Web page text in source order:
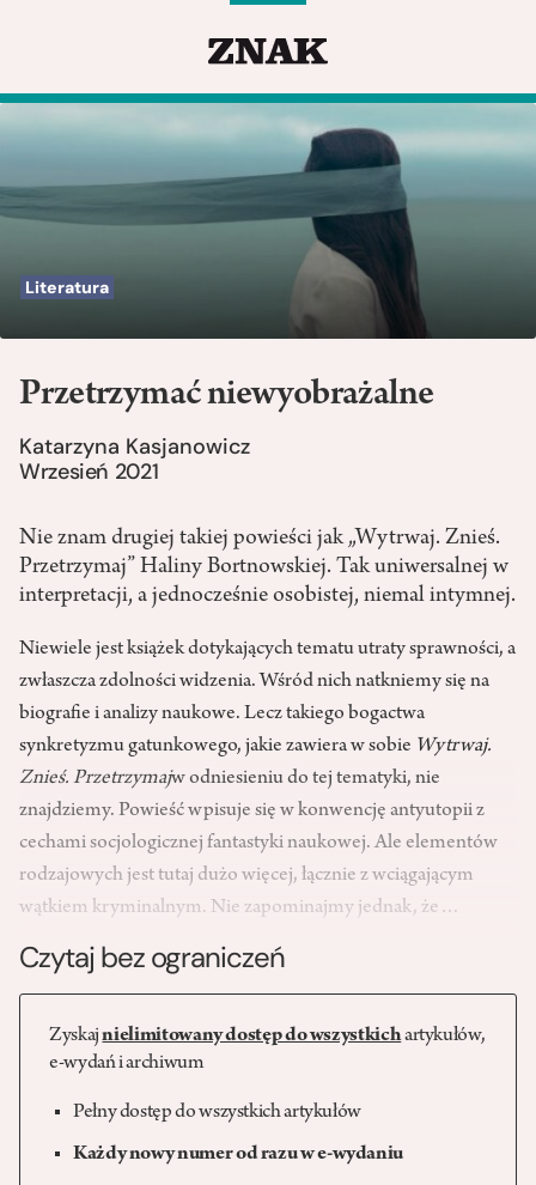
Literatura
Przetrzymać niewyobrażalne
Katarzyna Kasjanowicz
Wrzesień 2021
Nie znam drugiej takiej powieści jak „Wytrwaj. Znieś.
Przetrzymaj” Haliny Bortnowskiej. Tak uniwersalnej w
interpretacji, a jednocześnie osobistej, niemal intymnej.
Niewiele jest książek dotykających tematu utraty sprawności, a
zwłaszcza zdolności widzenia. Wśród nich natkniemy się na
biografie i analizy naukowe. Lecz takiego bogactwa
synkretyzmu gatunkowego, jakie zawiera w sobie Wytrwaj.
Znieś. Przetrzymajw odniesieniu do tej tematyki, nie
znajdziemy. Powieść wpisuje się w konwencję antyutopii z
cechami socjologicznej fantastyki naukowej. Ale elementów
rodzajowych jest tutaj dużo więcej, łącznie z wciągającym
wątkiem kryminalnym. Nie zapominajmy jednak, że…
Czytaj bez ograniczeń
Zyskajnielimitowany dostęp do wszystkichartykułów,
e-wydań i archiwum
Pełny dostęp do wszystkich artykułów
Każdy nowy numer od razu w e-wydaniu